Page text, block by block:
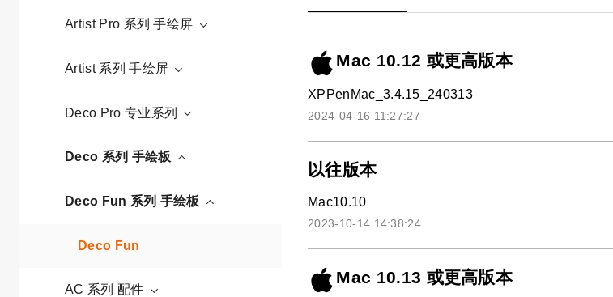
Artist Pro 系列 手绘屏
Artist 系列 手绘屏
Deco Pro 专业系列
Deco 系列 手绘板
Deco Fun 系列 手绘板
Deco Fun
AC 系列 配件
Mac 10.12 或更高版本
XPPenMac_3.4.15_240313
2024-04-16 11:27:27
以往版本
Mac10.10
2023-10-14 14:38:24
Mac 10.13 或更高版本